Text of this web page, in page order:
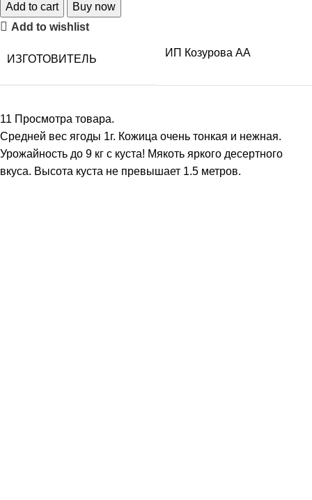
Add to cart
Buy now
Add to wishlist
ИЗГОТОВИТЕЛЬ
ИП Козурова АА
11 Просмотра товара.
Средней вес ягоды 1г. Кожица очень тонкая и нежная.
Урожайность до 9 кг с куста! Мякоть яркого десертного
вкуса. Высота куста не превышает 1.5 метров.